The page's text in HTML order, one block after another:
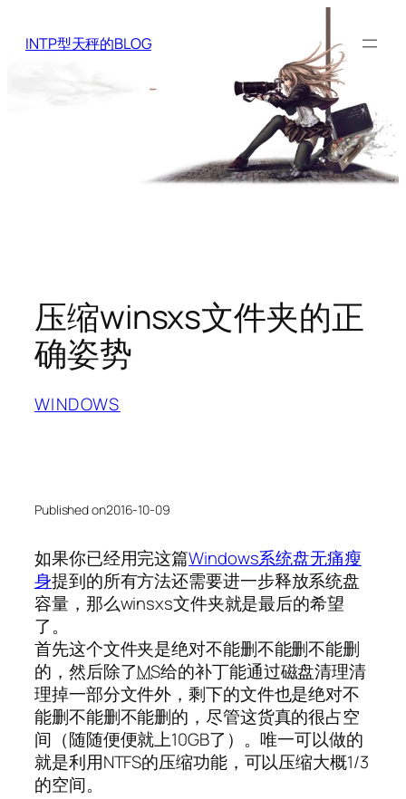
INTP型天秤的BLOG
压缩winsxs文件夹的正
确姿势
WINDOWS
Published on2016-10-09
如果你已经用完这篇Windows系统盘无痛瘦
身提到的所有方法还需要进一步释放系统盘
容量，那么winsxs文件夹就是最后的希望
了。
首先这个文件夹是绝对不能删不能删不能删
的，然后除了MS给的补丁能通过磁盘清理清
理掉一部分文件外，剩下的文件也是绝对不
能删不能删不能删的，尽管这货真的很占空
间（随随便便就上10GB了）。唯一可以做的
就是利用NTFS的压缩功能，可以压缩大概1/3
的空间。